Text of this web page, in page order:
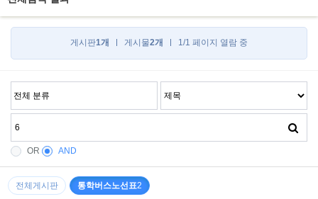
게시판1개 게시물2개 1/1 페이지 열람 중
OR AND
전체게시판 통학버스노선표2